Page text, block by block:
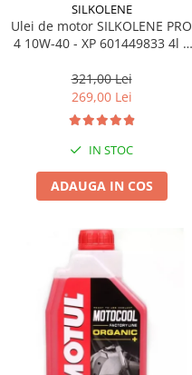
SILKOLENE
Ulei de motor SILKOLENE PRO
4 10W-40 - XP 601449833 4l +
321,00 Lei
269,00 Lei
IN STOC
ADAUGA IN COS